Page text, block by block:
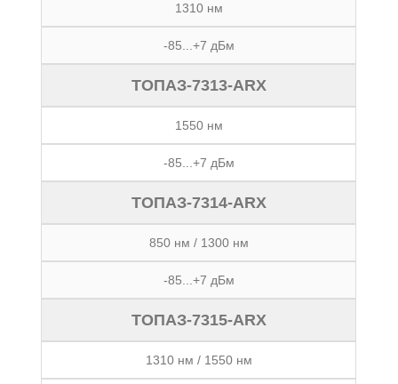
1310 нм
-85...+7 дБм
ТОПАЗ-7313-ARX
1550 нм
-85...+7 дБм
ТОПАЗ-7314-ARX
850 нм / 1300 нм
-85...+7 дБм
ТОПАЗ-7315-ARX
1310 нм / 1550 нм